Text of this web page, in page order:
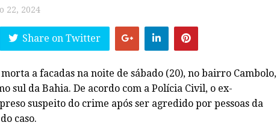
22, 2024
Share on Twitter
a facadas na noite de sábado (20), no bairro Cambolo,
sul da Bahia. De acordo com a Polícia Civil, o ex-
suspeito do crime após ser agredido por pessoas da
caso.